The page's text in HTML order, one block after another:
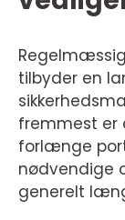
tilbyder en
fremmest er
forlænge
nødvendige
generelt